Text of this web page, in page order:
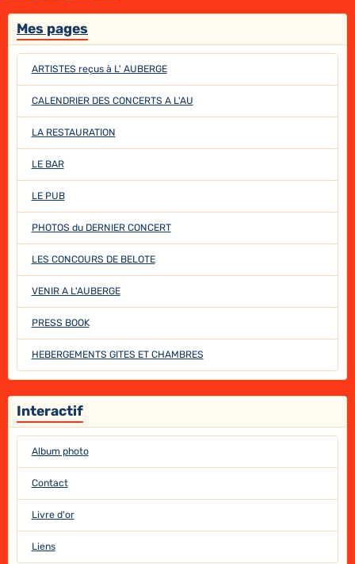
Mes pages
ARTISTES reçus à L' AUBERGE
CALENDRIER DES CONCERTS A L'AU
LA RESTAURATION
LE BAR
LE PUB
PHOTOS du DERNIER CONCERT
LES CONCOURS DE BELOTE
VENIR A L'AUBERGE
PRESS BOOK
HEBERGEMENTS GITES ET CHAMBRES
Interactif
Album photo
Contact
Livre d'or
Liens